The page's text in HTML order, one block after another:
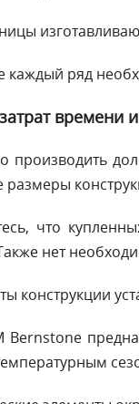
каждый ряд
времени и
производить
размеры
что
нет
конструкции
Bernstone